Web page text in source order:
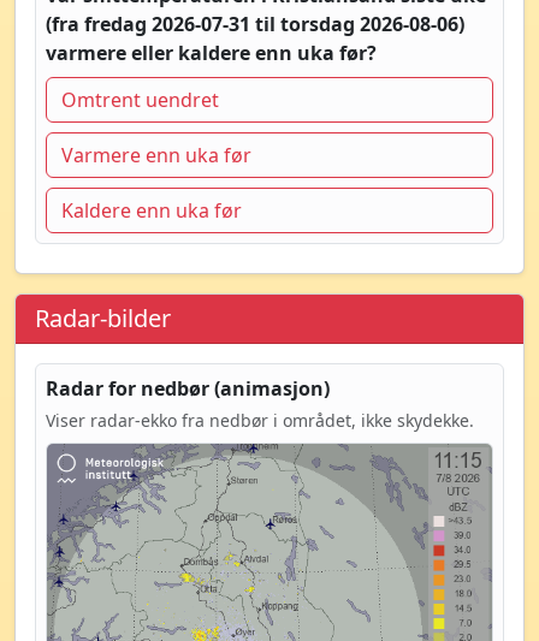
(fra fredag 2026-07-31 til torsdag 2026-08-06)
varmere eller kaldere enn uka før?
Omtrent uendret
Varmere enn uka før
Kaldere enn uka før
Radar-bilder
Radar for nedbør (animasjon)
Viser radar-ekko fra nedbør i området, ikke skydekke.